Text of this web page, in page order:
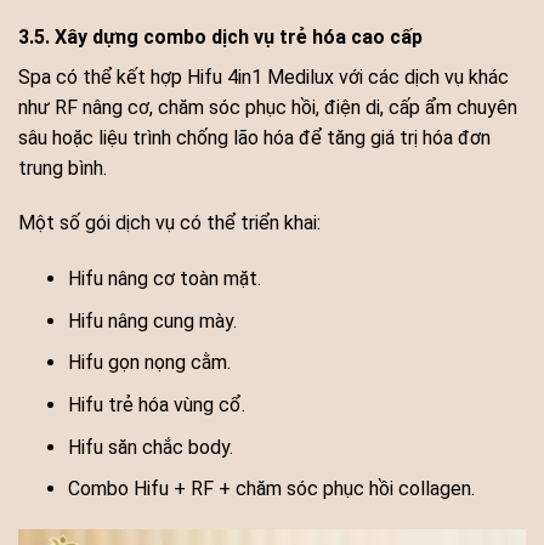
3.5. Xây dựng combo dịch vụ trẻ hóa cao cấp
Spa có thể kết hợp Hifu 4in1 Medilux với các dịch vụ khác
như RF nâng cơ, chăm sóc phục hồi, điện di, cấp ẩm chuyên
sâu hoặc liệu trình chống lão hóa để tăng giá trị hóa đơn
trung bình.
Một số gói dịch vụ có thể triển khai:
Hifu nâng cơ toàn mặt.
Hifu nâng cung mày.
Hifu gọn nọng cằm.
Hifu trẻ hóa vùng cổ.
Hifu săn chắc body.
Combo Hifu + RF + chăm sóc phục hồi collagen.